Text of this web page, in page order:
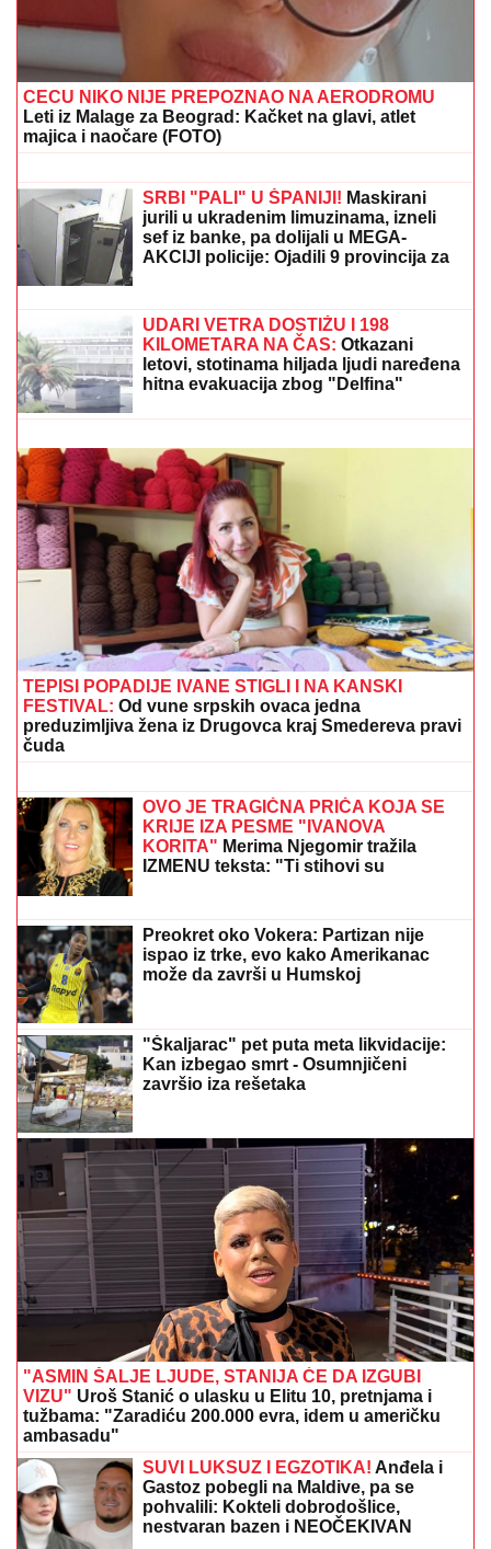
LUKASOVA NAJMLAĐA ĆERKA VIKTORIJA JE BAŠ
PORASLA!Sa sestrom Sofijom uživa na moru:
Ponosna mama Sonja pokazala fotke, puno joj srce
"NEĆE BITI KAO ONA KOJU PIŠU
OČAJNICE" Jovana Jeremić sprema
haos, o ovome će svi brujati: Potkačila
bivše i sve muškarce
NIJE JE PREBOLEO?!Dragan
Stanković i dalje čuva uspomene na
Jovanu Jeremić nakon veridbe sa
novom devojkom
CECU NIKO NIJE PREPOZNAO NA AERODROMU
Leti iz Malage za Beograd: Kačket na glavi, atlet
majica i naočare (FOTO)
ZGAZIĆEMONEPRIJATELjA, A OVO
JE RECEPT ZA POBEDU: Iranski
moćni general otkrio tajnu uspeha
iranske vojske
SRBI "PALI" U ŠPANIJI!Maskirani
jurili u ukradenim limuzinama, izneli
desetine hiljada evra!
ČEKA DETE SA LJUBAVNICOMAna Radulović bez
dlake na jeziku o pevaču koji je ostavio ženu i decu:
"Ježim se od toga"
KILOMETARA NA ČAS:Otkazani
letovi, stotinama hiljada ljudi naređena
hitna evakuacija zbog "Delfina"
(VIDEO)
300.000Srba pogledalo snimak!
Nastao u čuvenom jugiću - Za
volanom otac poznatih muzičara